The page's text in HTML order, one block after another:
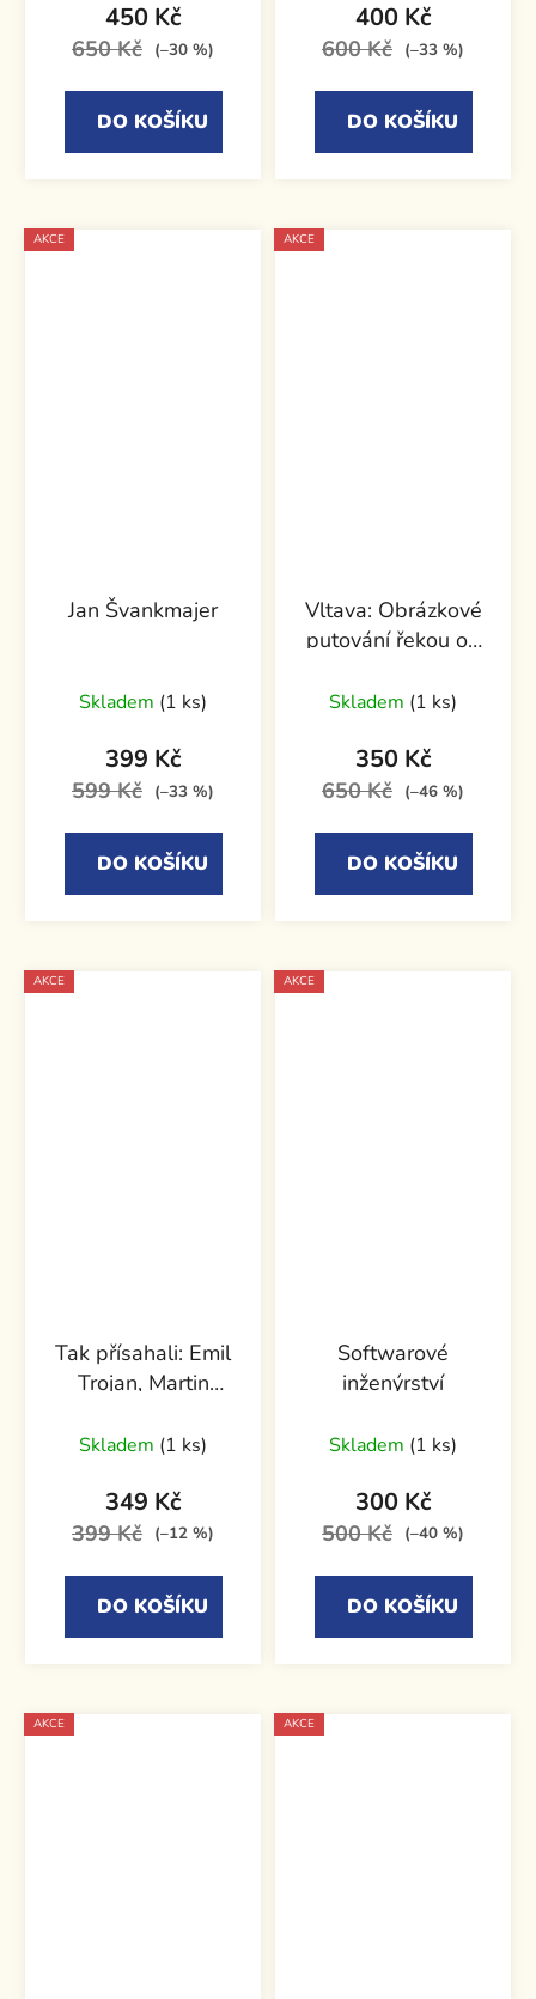
450 Kč
650 Kč (–30 %)
DO KOŠÍKU
400 Kč
600 Kč (–33 %)
DO KOŠÍKU
AKCE
Jan Švankmajer
Skladem (1 ks)
399 Kč
599 Kč (–33 %)
DO KOŠÍKU
AKCE
Vltava: Obrázkové
putování řekou od
+ CD
Skladem (1 ks)
350 Kč
650 Kč (–46 %)
DO KOŠÍKU
AKCE
Tak přísahali: Emil
Trojan, Martin
Skladem (1 ks)
349 Kč
399 Kč (–12 %)
DO KOŠÍKU
AKCE
Softwarové
inženýrství
Skladem (1 ks)
300 Kč
500 Kč (–40 %)
DO KOŠÍKU
AKCE AKCE